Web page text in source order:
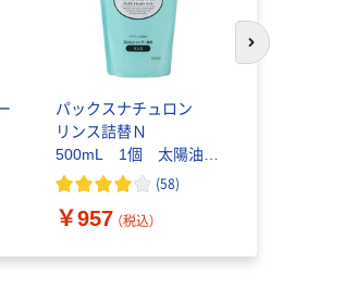
パックスナチュロン
リンス詰替Ｎ
500mL 1個 太陽油
脂 せっけんシャンプ
ト 無添加 天然由来
(58)
￥957 （税込）
次のスライド